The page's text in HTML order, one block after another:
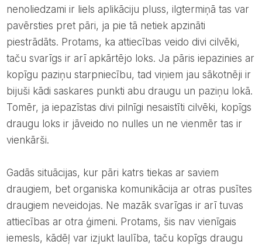
nenoliedzami ir liels aplikāciju pluss, ilgtermiņā tas var
pavērsties pret pāri, ja pie tā netiek apzināti
piestrādāts. Protams, ka attiecības veido divi cilvēki,
taču svarīgs ir arī apkārtējo loks. Ja pāris iepazinies ar
kopīgu paziņu starpniecību, tad viņiem jau sākotnēji ir
bijuši kādi saskares punkti abu draugu un paziņu lokā.
Tomēr, ja iepazīstas divi pilnīgi nesaistīti cilvēki, kopīgs
draugu loks ir jāveido no nulles un ne vienmēr tas ir
vienkārši.
Gadās situācijas, kur pāri katrs tiekas ar saviem
draugiem, bet organiska komunikācija ar otras pusītes
draugiem neveidojas. Ne mazāk svarīgas ir arī tuvas
attiecības ar otra ģimeni. Protams, šis nav vienīgais
iemesls, kādēļ var izjukt laulība, taču kopīgs draugu